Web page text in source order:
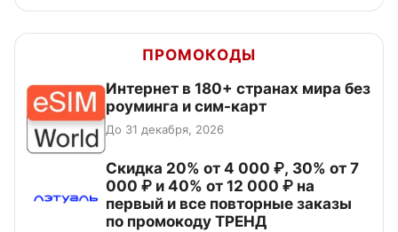
ПРОМОКОДЫ
Интернет в 180+ странах мира без
роуминга и сим-карт
До 31 декабря, 2026
Скидка 20% от 4 000 ₽, 30% от 7
000 ₽ и 40% от 12 000 ₽ на
первый и все повторные заказы
по промокоду ТРЕНД